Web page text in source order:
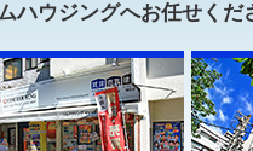
ハウジングへお任せくだ